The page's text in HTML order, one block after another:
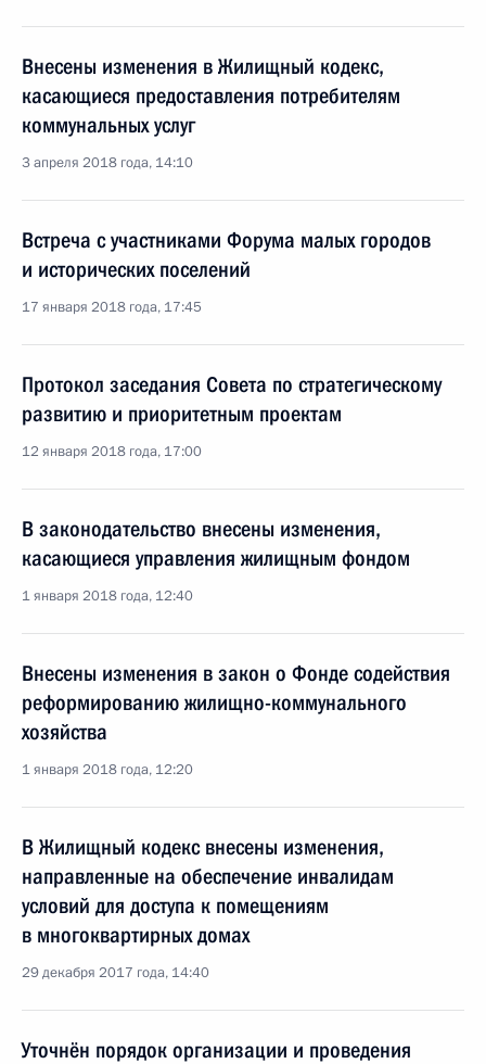
Внесены изменения в Жилищный кодекс,
касающиеся предоставления потребителям
коммунальных услуг
3 апреля 2018 года, 14:10
Встреча с участниками Форума малых городов
и исторических поселений
17 января 2018 года, 17:45
Протокол заседания Совета по стратегическому
развитию и приоритетным проектам
12 января 2018 года, 17:00
В законодательство внесены изменения,
касающиеся управления жилищным фондом
1 января 2018 года, 12:40
Внесены изменения в закон о Фонде содействия
реформированию жилищно-коммунального
хозяйства
1 января 2018 года, 12:20
В Жилищный кодекс внесены изменения,
направленные на обеспечение инвалидам
условий для доступа к помещениям
в многоквартирных домах
29 декабря 2017 года, 14:40
Уточнён порядок организации и проведения